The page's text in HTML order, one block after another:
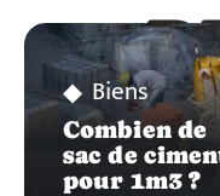
Biens
Combien de
sac de
pour 1m3 ?